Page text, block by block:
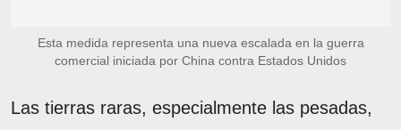
Esta medida representa una nueva escalada en la guerra
comercial iniciada por China contra Estados Unidos
Las tierras raras, especialmente las pesadas,